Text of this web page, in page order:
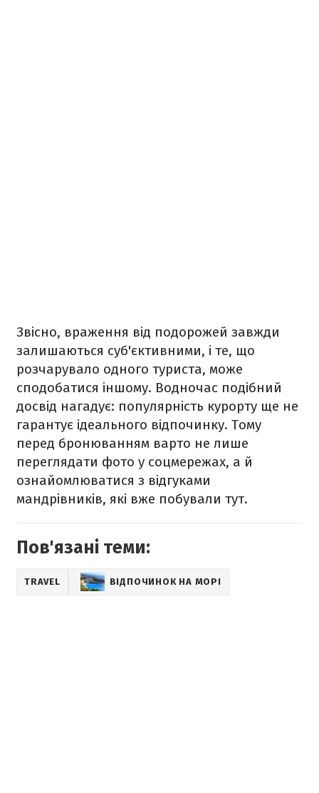
Звісно, враження від подорожей завжди
залишаються суб'єктивними, і те, що
розчарувало одного туриста, може
сподобатися іншому. Водночас подібний
досвід нагадує: популярність курорту ще не
гарантує ідеального відпочинку. Тому
перед бронюванням варто не лише
переглядати фото у соцмережах, а й
ознайомлюватися з відгуками
мандрівників, які вже побували тут.
Пов'язані теми:
TRAVEL ВІДПОЧИНОК НА МОРІ